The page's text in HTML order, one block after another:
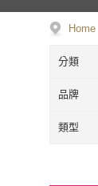
Home
分類
品牌
類型